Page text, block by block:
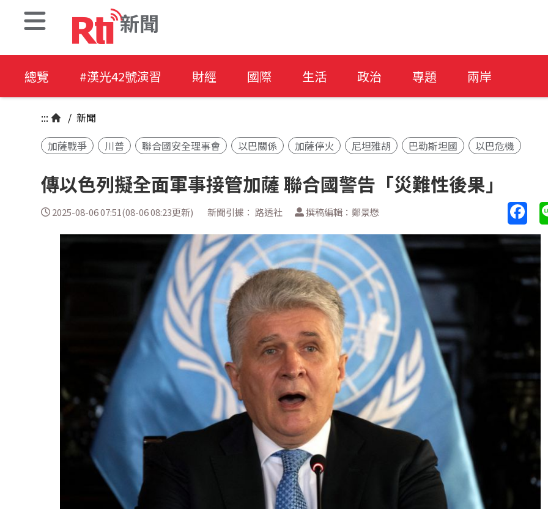
新聞
總覽 #漢光42號演習 財經 國際 生活 政治 專題 兩岸
::: / 新聞
加薩戰爭
川普 聯合國安全理事會 以巴關係 加薩停火 尼坦雅胡 巴勒斯坦國 以巴危機
傳以色列擬全面軍事接管加薩 聯合國警告「災難性後果」
2025-08-06 07:51(08-06 08:23更新) 新聞引據： 路透社 撰稿編輯：鄭景懋